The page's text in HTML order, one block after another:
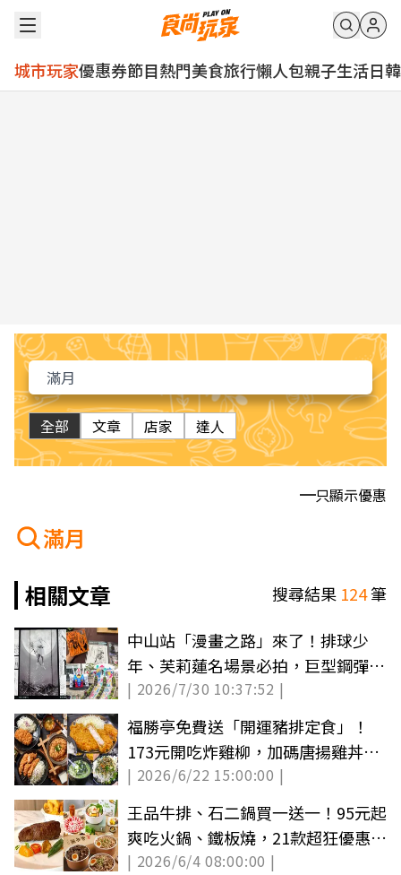
城市玩家優惠券節目熱門美食旅行懶人包親子生活日韓
全部 文章 店家 達人
只顯示優惠
滿月
相關文章
搜尋結果 124筆
中山站「漫畫之路」來了！排球少
年、芙莉蓮名場景必拍，巨型鋼彈登
陸信義區
| 2026/7/30 10:37:52 |
福勝亭免費送「開運豬排定食」！
173元開吃炸雞柳，加碼唐揚雞丼買
一送一
| 2026/6/22 15:00:00 |
王品牛排、石二鍋買一送一！95元起
爽吃火鍋、鐵板燒，21款超狂優惠手
刀搶
| 2026/6/4 08:00:00 |